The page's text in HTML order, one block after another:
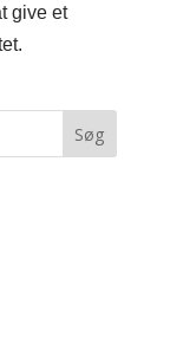
give et